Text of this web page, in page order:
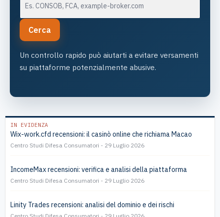
Cerca
Un controllo rapido può aiutarti a evitare versamenti
su piattaforme potenzialmente abusive.
IN EVIDENZA
Wix-work.cfd recensioni: il casinò online che richiama Macao
Centro Studi Difesa Consumatori 29 Luglio 2026
IncomeMax recensioni: verifica e analisi della piattaforma
Centro Studi Difesa Consumatori 29 Luglio 2026
Linity Trades recensioni: analisi del dominio e dei rischi